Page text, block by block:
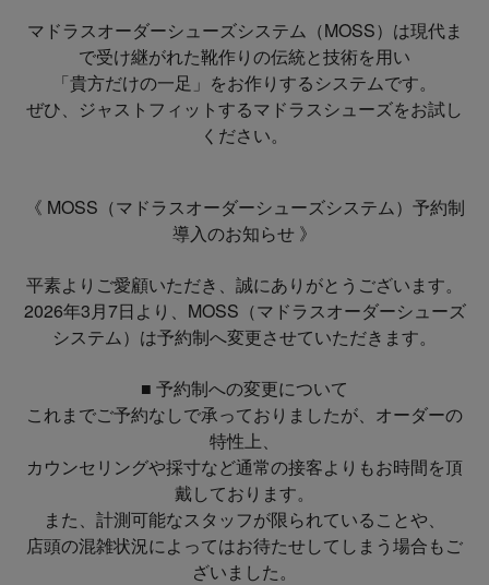
マドラスオーダーシューズシステム（MOSS）は現代ま
で受け継がれた靴作りの伝統と技術を用い
「貴方だけの一足」をお作りするシステムです。
ぜひ、ジャストフィットするマドラスシューズをお試し
ください。
《 MOSS（マドラスオーダーシューズシステム）予約制
導入のお知らせ 》
平素よりご愛顧いただき、誠にありがとうございます。
2026年3月7日より、MOSS（マドラスオーダーシューズ
システム）は予約制へ変更させていただきます。
■ 予約制への変更について
これまでご予約なしで承っておりましたが、オーダーの
特性上、
カウンセリングや採寸など通常の接客よりもお時間を頂
戴しております。
また、計測可能なスタッフが限られていることや、
店頭の混雑状況によってはお待たせしてしまう場合もご
ざいました。